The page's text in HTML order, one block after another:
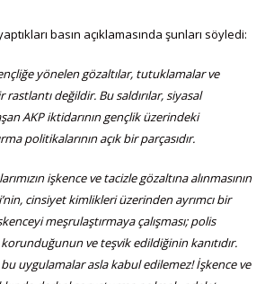
basın açıklamasında şunları söyledi:
yönelen gözaltılar, tutuklamalar ve
değildir. Bu saldırılar, siyasal
AKP iktidarının gençlik üzerindeki
politikalarının açık bir parçasıdır.
işkence ve tacizle gözaltına alınmasının
cinsiyet kimlikleri üzerinden ayrımcı bir
meşrulaştırmaya çalışması; polis
ve teşvik edildiğinin kanıtıdır.
bu uygulamalar asla kabul edilemez! İşkence ve